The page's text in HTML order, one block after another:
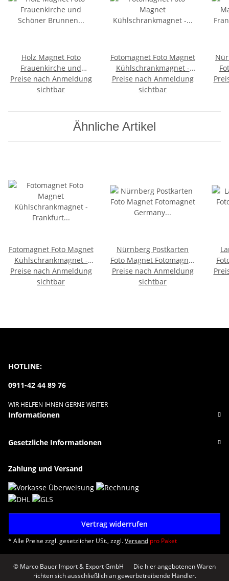
Holz Magnet Foto
Frauenkirche und
Schöner Brunnen
Nürnberg Madein EU
Preise nach Anmeldung
sichtbar
Fotomagnet Foto Magnet
Kühlschrankmagnet -
Nürnberg 4 in 1 Wappen
Preise nach Anmeldung
sichtbar
Ähnliche Artikel
Fotomagnet Foto Magnet
Kühlschrankmagnet -
Frankfurt am Main
Skyline
Preise nach Anmeldung
sichtbar
Nürnberg Postkarten
Foto Magnet Fotomagnet
Germany Deutschland
Brd Nuernberg
Preise nach Anmeldung
sichtbar
HOTLINE:
0911-42 44 89 76
WIR HELFEN IHNEN GERNE WEITER
Informationen
Gesetzliche Informationen
Zahlung und Versand
Vertrag widerrufen
* Alle Preise zzgl. gesetzlicher USt., zzgl.Versand pro Paket
© Marco Bauer Import & Export GmbH
Die hier angebotenen Waren
richten sich ausschließlich an gewerbetreibende Händler.